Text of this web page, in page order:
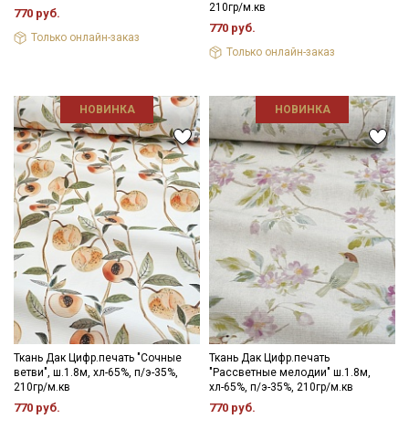
770 руб.
Только онлайн-заказ
210гр/м.кв
770 руб.
Только онлайн-заказ
НОВИНКА
Ткань Дак Цифр.печать "Сочные
ветви", ш.1.8м, хл-65%, п/э-35%,
210гр/м.кв
770 руб.
НОВИНКА
Ткань Дак Цифр.печать
"Рассветные мелодии" ш.1.8м,
хл-65%, п/э-35%, 210гр/м.кв
770 руб.